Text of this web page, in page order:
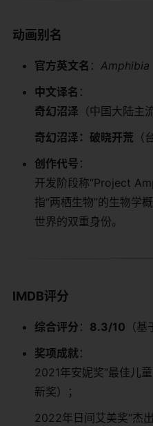
​动画别名​
​官方英文名​ ​： Amphibia
​中文译名​ ​：
​奇幻沼泽​ （中国大陆主
​奇幻沼泽：破晓开荒​ （
​创作代号​ ​：
开发阶段称“Project
指“两栖生物”的生物学
世界的双重身份。
​IMDB评分​
​综合评分​ ​：​ ​8.3/10​ （
​奖项成就​​：
2021年安妮奖“最佳儿
新奖）；
2022年日间艾美奖“杰